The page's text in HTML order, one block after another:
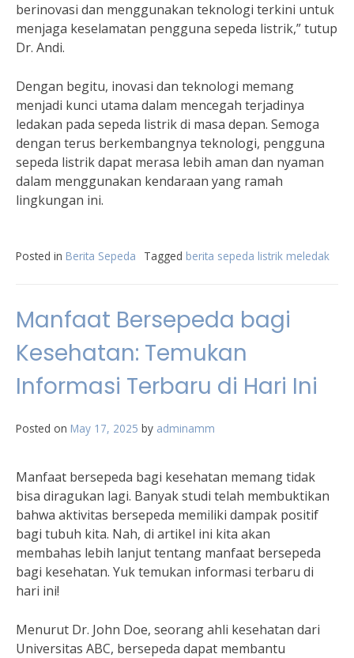
berinovasi dan menggunakan teknologi terkini untuk
menjaga keselamatan pengguna sepeda listrik,” tutup
Dr. Andi.
Dengan begitu, inovasi dan teknologi memang
menjadi kunci utama dalam mencegah terjadinya
ledakan pada sepeda listrik di masa depan. Semoga
dengan terus berkembangnya teknologi, pengguna
sepeda listrik dapat merasa lebih aman dan nyaman
dalam menggunakan kendaraan yang ramah
lingkungan ini.
Posted in Berita Sepeda Tagged berita sepeda listrik meledak
Manfaat Bersepeda bagi
Kesehatan: Temukan
Informasi Terbaru di Hari Ini
Posted on May 17, 2025 by adminamm
Manfaat bersepeda bagi kesehatan memang tidak
bisa diragukan lagi. Banyak studi telah membuktikan
bahwa aktivitas bersepeda memiliki dampak positif
bagi tubuh kita. Nah, di artikel ini kita akan
membahas lebih lanjut tentang manfaat bersepeda
bagi kesehatan. Yuk temukan informasi terbaru di
hari ini!
Menurut Dr. John Doe, seorang ahli kesehatan dari
Universitas ABC, bersepeda dapat membantu